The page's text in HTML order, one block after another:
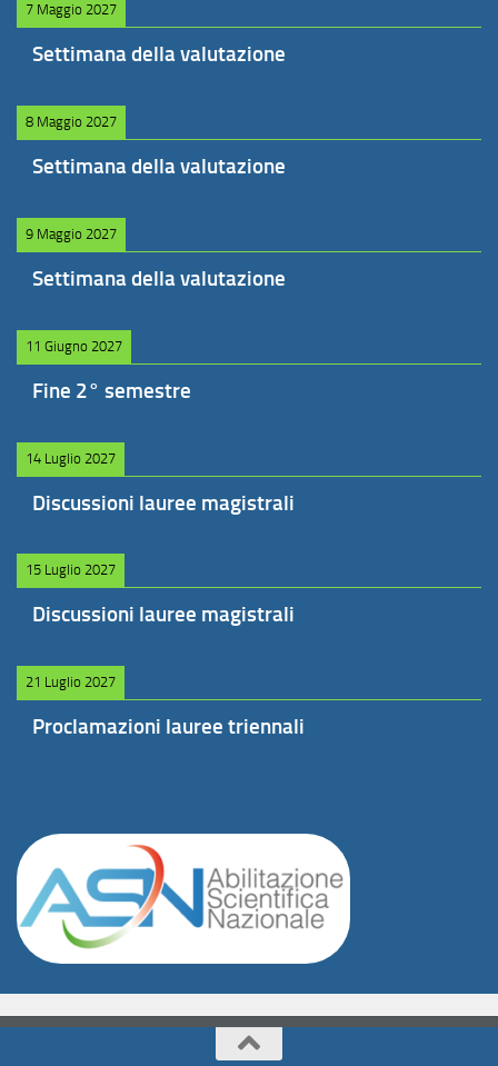
7 Maggio 2027
Settimana della valutazione
8 Maggio 2027
Settimana della valutazione
9 Maggio 2027
Settimana della valutazione
11 Giugno 2027
Fine 2° semestre
14 Luglio 2027
Discussioni lauree magistrali
15 Luglio 2027
Discussioni lauree magistrali
21 Luglio 2027
Proclamazioni lauree triennali